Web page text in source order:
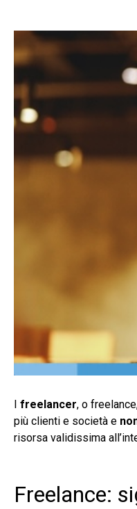
freelancer, o
più clienti e società e
risorsa validissima
Freelance: